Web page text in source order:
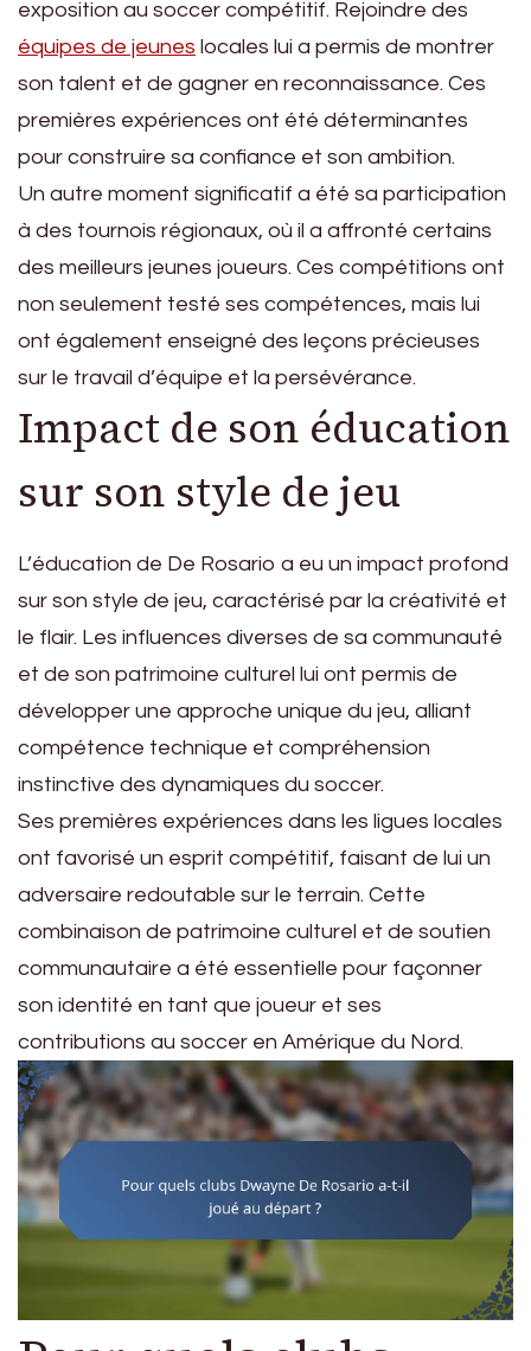
exposition au soccer compétitif. Rejoindre des
équipes de jeunes locales lui a permis de montrer
son talent et de gagner en reconnaissance. Ces
premières expériences ont été déterminantes
pour construire sa confiance et son ambition.
Un autre moment significatif a été sa participation
à des tournois régionaux, où il a affronté certains
des meilleurs jeunes joueurs. Ces compétitions ont
non seulement testé ses compétences, mais lui
ont également enseigné des leçons précieuses
sur le travail d’équipe et la persévérance.
Impact de son éducation
sur son style de jeu
L’éducation de De Rosario a eu un impact profond
sur son style de jeu, caractérisé par la créativité et
le flair. Les influences diverses de sa communauté
et de son patrimoine culturel lui ont permis de
développer une approche unique du jeu, alliant
compétence technique et compréhension
instinctive des dynamiques du soccer.
Ses premières expériences dans les ligues locales
ont favorisé un esprit compétitif, faisant de lui un
adversaire redoutable sur le terrain. Cette
combinaison de patrimoine culturel et de soutien
communautaire a été essentielle pour façonner
son identité en tant que joueur et ses
contributions au soccer en Amérique du Nord.